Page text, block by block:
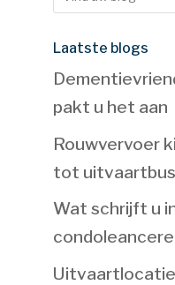
Laatste blogs
pakt u het aan
Rouwvervoer
tot uitvaartbus
Wat schrijft u